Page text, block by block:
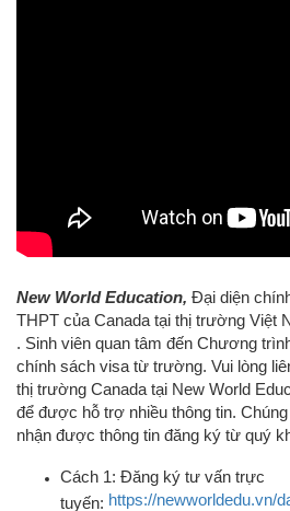
New World Education, Đại diện
THPT của Canada tại thị trường Việt
. Sinh viên quan tâm đến Chương
chính sách visa từ trường. Vui lòng
thị trường Canada tại New World
để được hỗ trợ nhiều thông tin.
nhận được thông tin đăng ký từ quý
Cách 1: Đăng ký tư vấn trực
tuyến: https://newworldedu.vn/